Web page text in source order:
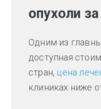
опухоли
Одним из
доступная
стран, цена
клиниках ниже